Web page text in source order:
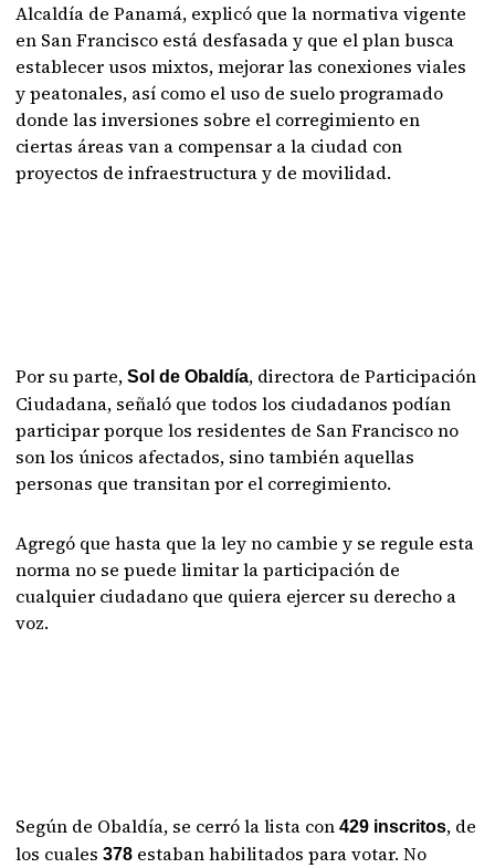
Alcaldía de Panamá, explicó que la normativa vigente
en San Francisco está desfasada y que el plan busca
establecer usos mixtos, mejorar las conexiones viales
y peatonales, así como el uso de suelo programado
donde las inversiones sobre el corregimiento en
ciertas áreas van a compensar a la ciudad con
proyectos de infraestructura y de movilidad.
Por su parte,Sol de Obaldía, directora de Participación
Ciudadana, señaló que todos los ciudadanos podían
participar porque los residentes de San Francisco no
son los únicos afectados, sino también aquellas
personas que transitan por el corregimiento.
Agregó que hasta que la ley no cambie y se regule esta
norma no se puede limitar la participación de
cualquier ciudadano que quiera ejercer su derecho a
voz.
Según de Obaldía, se cerró la lista con 429 inscritos, de
los cuales378 estaban habilitados para votar. No